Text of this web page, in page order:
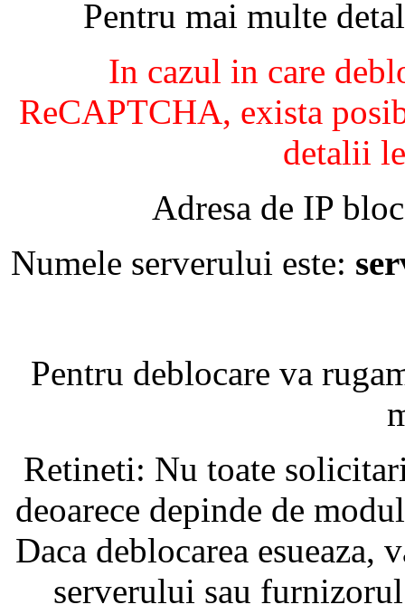
Pentru mai multe
In cazul in care
ReCAPTCHA, exista
detalii
Adresa de IP
Numele serverului este:
Pentru deblocare va
Retineti: Nu toate
deoarece depinde de
Daca deblocarea
serverului sau